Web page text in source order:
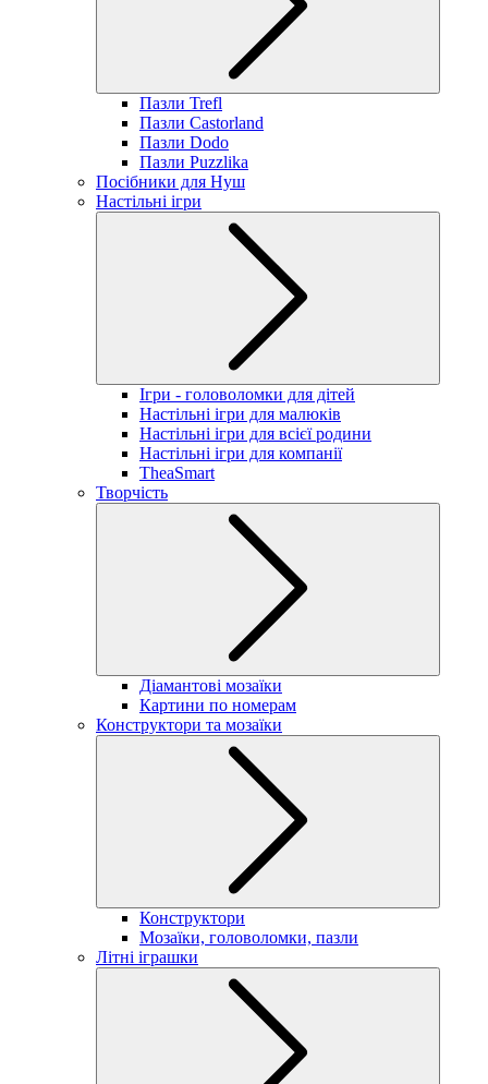
Пазли Trefl
Пазли Castorland
Пазли Dodo
Пазли Puzzlika
Посібники для Нуш
Настільні ігри
Ігри - головоломки для дітей
Настільні ігри для малюків
Настільні ігри для всієї родини
Настільні ігри для компанії
TheaSmart
Творчість
Діамантові мозаїки
Картини по номерам
Конструктори та мозаїки
Конструктори
Мозаїки, головоломки, пазли
Літні іграшки